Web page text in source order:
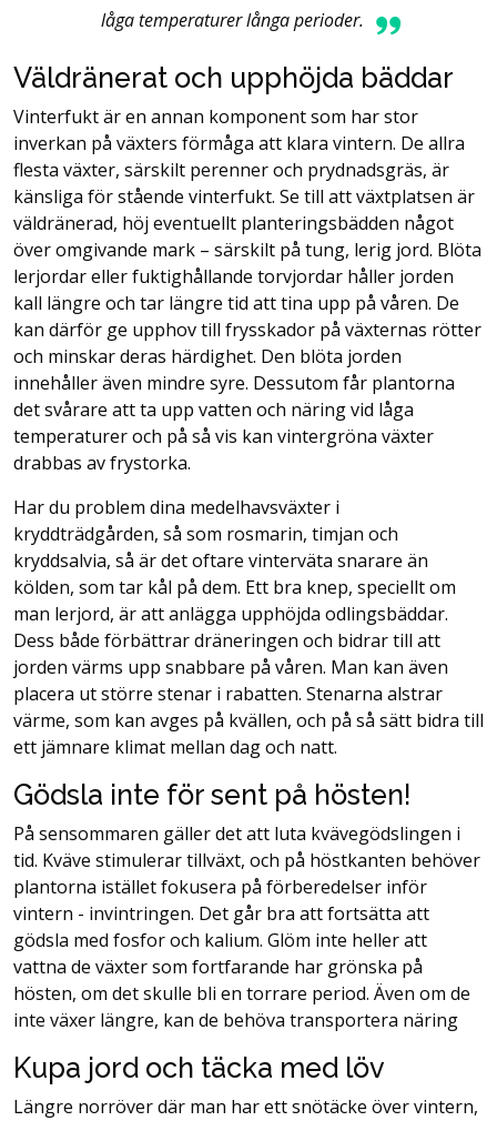
låga temperaturer långa perioder.
Väldränerat och upphöjda bäddar
Vinterfukt är en annan komponent som har stor
inverkan på växters förmåga att klara vintern. De allra
flesta växter, särskilt perenner och prydnadsgräs, är
känsliga för stående vinterfukt. Se till att växtplatsen är
väldränerad, höj eventuellt planteringsbädden något
över omgivande mark – särskilt på tung, lerig jord. Blöta
lerjordar eller fuktighållande torvjordar håller jorden
kall längre och tar längre tid att tina upp på våren. De
kan därför ge upphov till frysskador på växternas rötter
och minskar deras härdighet. Den blöta jorden
innehåller även mindre syre. Dessutom får plantorna
det svårare att ta upp vatten och näring vid låga
temperaturer och på så vis kan vintergröna växter
drabbas av frystorka.
Har du problem dina medelhavsväxter i
kryddträdgården, så som rosmarin, timjan och
kryddsalvia, så är det oftare vinterväta snarare än
kölden, som tar kål på dem. Ett bra knep, speciellt om
man lerjord, är att anlägga upphöjda odlingsbäddar.
Dess både förbättrar dräneringen och bidrar till att
jorden värms upp snabbare på våren. Man kan även
placera ut större stenar i rabatten. Stenarna alstrar
värme, som kan avges på kvällen, och på så sätt bidra till
ett jämnare klimat mellan dag och natt.
Gödsla inte för sent på hösten!
På sensommaren gäller det att luta kvävegödslingen i
tid. Kväve stimulerar tillväxt, och på höstkanten behöver
plantorna istället fokusera på förberedelser inför
vintern - invintringen. Det går bra att fortsätta att
gödsla med fosfor och kalium. Glöm inte heller att
vattna de växter som fortfarande har grönska på
hösten, om det skulle bli en torrare period. Även om de
inte växer längre, kan de behöva transportera näring
Kupa jord och täcka med löv
Längre norröver där man har ett snötäcke över vintern,